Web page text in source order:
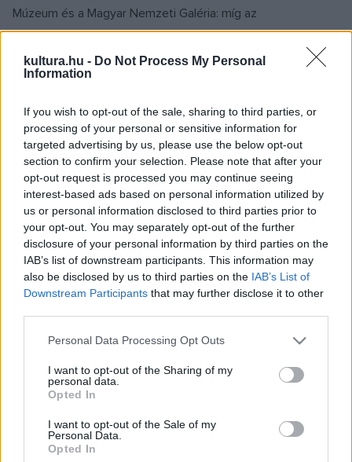
kultura.hu - Do Not Process My Personal
Information
If you wish to opt-out of the sale, sharing to third parties, or
processing of your personal or sensitive information for
targeted advertising by us, please use the below opt-out
section to confirm your selection. Please note that after your
opt-out request is processed you may continue seeing
interest-based ads based on personal information utilized by
us or personal information disclosed to third parties prior to
your opt-out. You may separately opt-out of the further
disclosure of your personal information by third parties on the
IAB’s list of downstream participants. This information may
also be disclosed by us to third parties on the IAB’s List of
Downstream Participants that may further disclose it to other
Please note that this website/app uses one or more Google
not limited to your visit or usage behaviour. You may click to
grant or deny consent to Google and its third-party tags to
use your data for below specified purposes in below Google
consent section.
Personal Data Processing Opt Outs
I want to opt-out of the Sharing of my
personal data.
Opted In
I want to opt-out of the Sale of my
Personal Data.
Opted In
Múzeum és a Magyar Nemzeti Galéria: míg az
alkotókedvűek az egyik oldalon Honoré Daumier kiállított
karikatúrái nyomán láthatnak munkához, a szomszédban
óriás kirakókockákból lehet összeállítani a magyar és az
művészeti társasjátékokkal is szórakozhatnak az
érdeklődők.
Az Aquincumi Múzeum sátra az ókori olimpia jegyében hívja
szellemi és testi erőpróbára a vállalkozó kedvűeket, a Békés
megyei Munkácsy Mihály Múzeum egy fényfestő csapat
segítségével mutatja be gyűjteményét, míg a Kiscelli
Múzeum éppen futó Street Fashion Budapestcímű
kiállításához kapcsolódva érdekes kiegészítőkkel -
gyöngyökkel, pántokkal, flitterekkel, anyagokkal - segít
feldobni a betérők ruháit.
Comic jamekkel várja a látogatókat a kArton Galéria és
szervezésében neves képregényrajzolók segítenek a
vendégeknek abban, hogy a kapott sablonokra